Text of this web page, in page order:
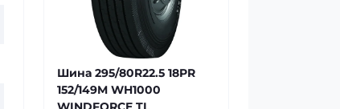
Шина 295/80R22.5 18PR
152/149M WH1000